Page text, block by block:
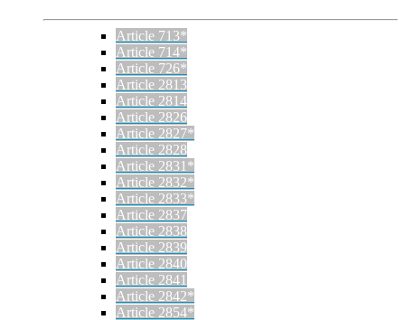
Article 713*
Article 714*
Article 726*
Article 2813
Article 2814
Article 2826
Article 2827*
Article 2828
Article 2831*
Article 2832*
Article 2833*
Article 2837
Article 2838
Article 2839
Article 2840
Article 2841
Article 2842*
Article 2854*